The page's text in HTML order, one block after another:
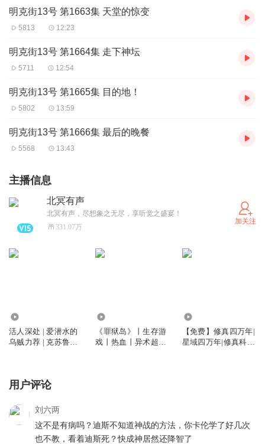
明克街13号 第1663集 天堂的惊变
5813 12:23
明克街13号 第1664集 走下神坛
5711 12:54
明克街13号 第1665集 目的地！
5802 13:59
明克街13号 第1666集 最后的晚餐
5568 13:43
主播信息
北冥有声
北冥有声，尽想象之无尽，享听觉之盛宴！
331.07万
加关注
活人深处 | 爱潜水的
乌贼力荐 | 克苏鲁惊
《罪狱岛》丨生存游
戏丨热血丨异术超能
【免费】修真四万年|
星域四万年|修真科
用户评论
刘六两
这不是有病吗？迪斯不知道神战的方法，你卡伦学了好几次
也不教，看着迪斯死？快成神居然还降智了